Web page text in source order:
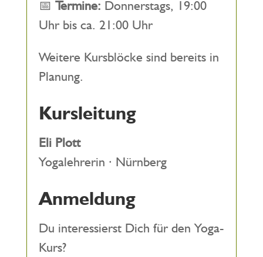
📅 Termine: Donnerstags, 19:00
Uhr bis ca. 21:00 Uhr
Weitere Kursblöcke sind bereits in
Planung.
Kursleitung
Eli Plott
Yogalehrerin · Nürnberg
Anmeldung
Du interessierst Dich für den Yoga-
Kurs?